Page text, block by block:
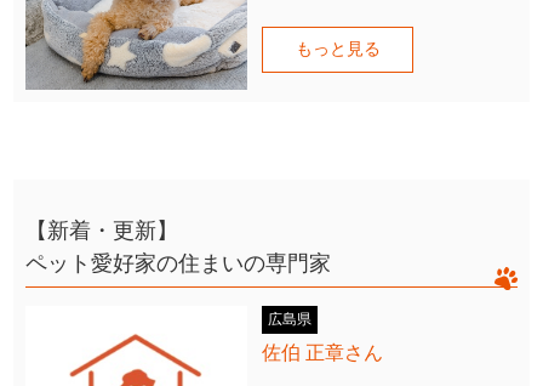
もっと見る
【新着・更新】
ペット愛好家の住まいの専門家
広島県
佐伯 正章さん